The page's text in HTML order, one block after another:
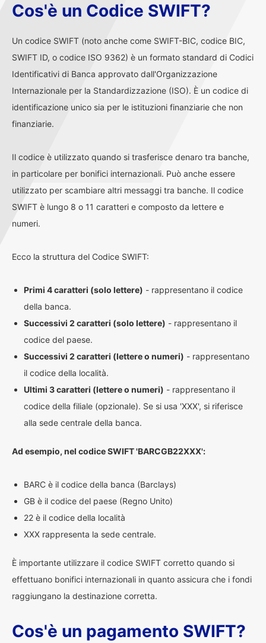
Cos'è un Codice SWIFT?
Un codice SWIFT (noto anche come SWIFT-BIC, codice BIC,
SWIFT ID, o codice ISO 9362) è un formato standard di Codici
Identificativi di Banca approvato dall'Organizzazione
Internazionale per la Standardizzazione (ISO). È un codice di
identificazione unico sia per le istituzioni finanziarie che non
finanziarie.
Il codice è utilizzato quando si trasferisce denaro tra banche,
in particolare per bonifici internazionali. Può anche essere
utilizzato per scambiare altri messaggi tra banche. Il codice
SWIFT è lungo 8 o 11 caratteri e composto da lettere e
numeri.
Ecco la struttura del Codice SWIFT:
Primi 4 caratteri (solo lettere) - rappresentano il codice
della banca.
Successivi 2 caratteri (solo lettere) - rappresentano il
codice del paese.
Successivi 2 caratteri (lettere o numeri) - rappresentano
il codice della località.
Ultimi 3 caratteri (lettere o numeri) - rappresentano il
codice della filiale (opzionale). Se si usa 'XXX', si riferisce
alla sede centrale della banca.
Ad esempio, nel codice SWIFT 'BARCGB22XXX':
BARC è il codice della banca (Barclays)
GB è il codice del paese (Regno Unito)
22 è il codice della località
XXX rappresenta la sede centrale.
È importante utilizzare il codice SWIFT corretto quando si
effettuano bonifici internazionali in quanto assicura che i fondi
raggiungano la destinazione corretta.
Cos'è un pagamento SWIFT?